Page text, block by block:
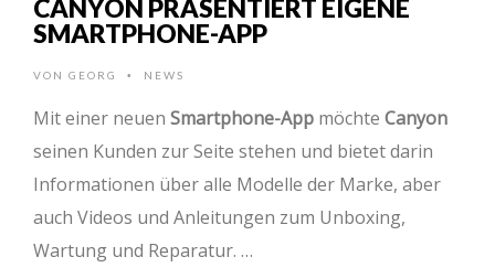
CANYON PRÄSENTIERT EIGENE
SMARTPHONE-APP
VON GEORG • NEWS
Mit einer neuen Smartphone-App möchte Canyon
seinen Kunden zur Seite stehen und bietet darin
Informationen über alle Modelle der Marke, aber
auch Videos und Anleitungen zum Unboxing,
Wartung und Reparatur. …